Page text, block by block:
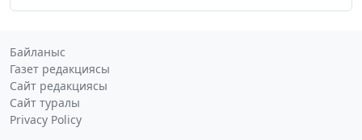
Байланыс
Газет редакциясы
Сайт редакциясы
Сайт туралы
Privacy Policy